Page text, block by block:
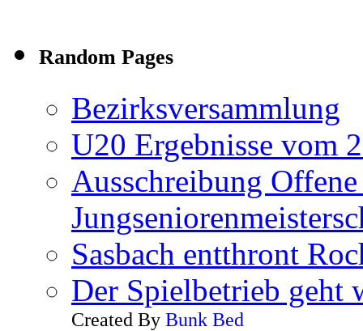
Random Pages
Bezirksversammlung
U20 Ergebnisse vom
Ausschreibung
Sasbach entthront
Der Spielbetrieb geht
Created By Bunk Bed